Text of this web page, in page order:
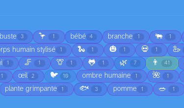
3 🦩 1 bébé 4 branche 1 🐃 1
humain stylisé 1 🐍 1 🎃 1 💀 1 🦢
1 🦵 1 🦒 1 🐸 1 🌿 7 👨 41
1 œil 2 🐦 10 ombre humaine 1 🌺 1
plante grimpante 1 🐟 3 pomme 1 🥗 1